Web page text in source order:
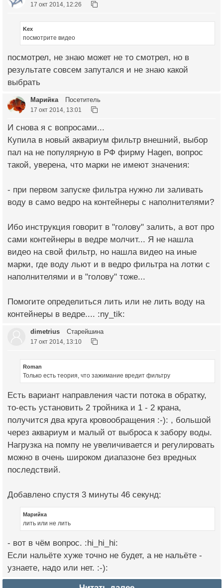
17 окт 2014, 12:26
Kex
посмотрите видео
посмотрел, не знаю может не то смотрел, но в
результате совсем запутался и не знаю какой
выбрать
Марийка Посетитель
17 окт 2014, 13:01
И снова я с вопросами...
Купила в новый аквариум фильтр внешний, выбор
пал на не популярную в РФ фирму Hagen, вопрос
такой, уверена, что марки не имеют значения:
- при первом запуске фильтра нужно ли заливать
воду в само ведро на контейнеры с наполнителями?
Ибо инструкция говорит в "голову" залить, а вот про
сами контейнеры в ведре молчит... Я не нашла
видео на свой фильтр, но нашла видео на иные
марки, где воду льют и в ведро фильтра на лотки с
наполнителями и в "голову" тоже...
Помогите определиться лить или не лить воду на
контейнеры в ведре.... :ny_tik:
dimetrius Старейшина
17 окт 2014, 13:10
Roman
Только есть теория, что зажимание вредит фильтру
Есть вариант направления части потока в обратку,
то-есть установить 2 тройника и 1 - 2 крана,
получится два круга кровообращения :-): , большой
через аквариум и малый от выброса к забору воды.
Нагрузка на помпу не увеличивается и регулировать
можно в очень широком диапазоне без вредных
последствий.
Добавлено спустя 3 минуты 46 секунд:
Марийка
лить или не лить
- вот в чём вопрос. :hi_hi_hi:
Если нальёте хуже точно не будет, а не нальёте -
узнаете, надо или нет. :-):